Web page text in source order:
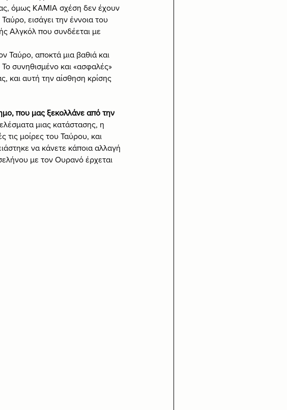
όμως ΚΑΜΙΑ σχέση δεν έχουν
εισάγει την έννοια του
Αλγκόλ που συνδέεται με
Ταύρο, αποκτά μια βαθιά και
συνηθισμένο και «ασφαλές»
και αυτή την αίσθηση κρίσης
που μας ξεκολλάνε από την
μιας κατάστασης, η
μοίρες του Ταύρου, και
να κάνετε κάποια αλλαγή
με τον Ουρανό έρχεται